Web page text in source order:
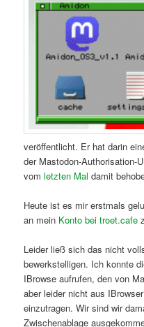
veröffentlicht. Er hat darin
der Mastodon-Authorisation-
vomletzten Mal damit
Heute ist es mir erstmals
an mein Konto bei troet.cafe
Leider ließ sich das nicht
bewerkstelligen. Ich konnte
IBrowse aufrufen, den von
aber leider nicht aus
einzutragen. Wir sind wir
Zwischenablage